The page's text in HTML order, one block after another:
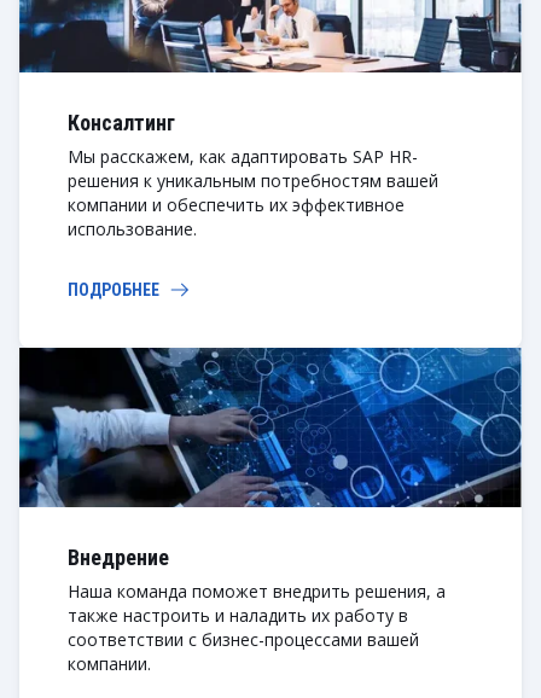
Консалтинг
Мы расскажем, как адаптировать SAP HR-
решения к уникальным потребностям вашей
компании и обеспечить их эффективное
использование.
ПОДРОБНЕЕ
Внедрение
Наша команда поможет внедрить решения, а
также настроить и наладить их работу в
соответствии с бизнес-процессами вашей
компании.